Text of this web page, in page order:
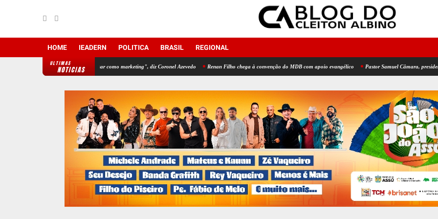
HOME IEADERN POLITICA BRASIL REGIONAL
ULTIMAS
NOTICIAS
do IDEB para Fátima usar como marketing", diz Coronel Azevedo Renan Filho chega à convenção do MDB com apoio evangélico Pastor Samuel Câmara, presidente da